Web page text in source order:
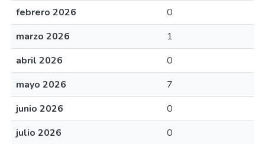
febrero 2026
0
marzo 2026
1
abril 2026
0
mayo 2026
7
junio 2026
0
julio 2026
0